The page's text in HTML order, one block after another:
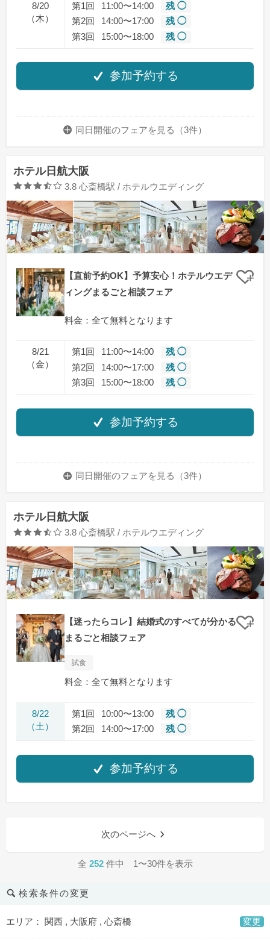
8/20
（木）
第1回 11:00〜14:00
残 ◯
第2回
14:00〜17:00
残 ◯
第3回
15:00〜18:00 残 ◯
参加予約する
同日開催のフェアを 見る（3件）
ホテル日航大阪
口コミ評価
3.8 心斎橋駅 / ホテルウエディング
【直前予約OK】予算安心！ホテルウエデ
ィングまるごと相談フェア
クリ
料金：全て無料となります
8/21
（金）
第1回 11:00〜14:00
残 ◯
第2回
14:00〜17:00
残 ◯
第3回
15:00〜18:00 残 ◯
参加予約する
同日開催のフェアを 見る（3件）
ホテル日航大阪
口コミ評価
3.8 心斎橋駅 / ホテルウエディング
【迷ったらコレ】結婚式のすべてが分かる
まるごと相談フェア
クリ
試食
料金：全て無料となります
8/22
（土）
第1回 10:00〜13:00
残 ◯
第2回
14:00〜17:00 残 ◯
参加予約する
次のページへ
全 252 件中 1〜30件を表示
検索条件の変更
エリア： 関西 , 大阪府 , 心斎橋 変更